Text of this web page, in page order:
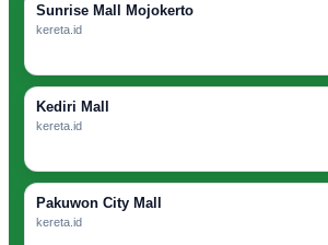
Sunrise Mall Mojokerto
kereta.id
Kediri Mall
kereta.id
Pakuwon City Mall
kereta.id